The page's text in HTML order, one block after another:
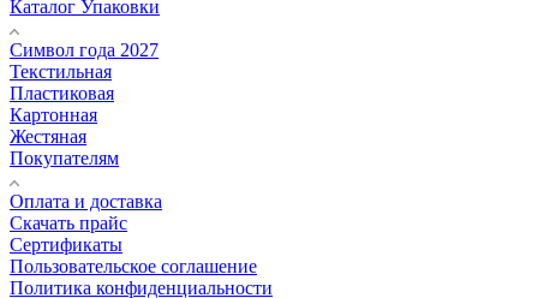
Каталог Упаковки
Символ года 2027
Текстильная
Пластиковая
Картонная
Жестяная
Покупателям
Оплата и доставка
Скачать прайс
Сертификаты
Пользовательское соглашение
Политика конфиденциальности